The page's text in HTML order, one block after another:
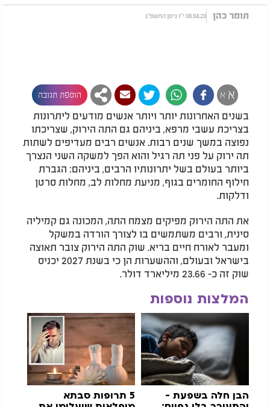
תומר כהן 08.04.23 י"ז ניסן התשפ"ג
א א הוספת תגובה
בשנים האחרונות יותר ויותר אנשים מודעים ליתרונות
בצריכת עשבי מרפא, ביניהם גם התה הירוק, שצריכתו
נפוצה במשך שנים רבות. אנשים רבים מעדיפים לשתות
תה ירוק על פני תה רגיל והוא הפך למשקה השני הנצרך
ביותר בעולם בשל יתרונותיו הרבים, ביניהם: הגברת
חילוף החומרים בגוף, מניעת מחלות לב, מחלות סרטן
ודלקות.
את התה הירוק מפיקים מצמח התה, המכונה גם קמיליה
סינית, ורבים משתמשים בו לצורך הורדה במשקל
ומעבר לאורח חיים בריא. שוק התה הירוק צובר תאוצה
בישראל ובעולם, וההשערות הן כי בשנת 2027 יכניס
שוק זה כ- 23.66 מיליארד דולר.
המלצות נוספות
הבן חלה בשפעת -
5 תרופות סבתא